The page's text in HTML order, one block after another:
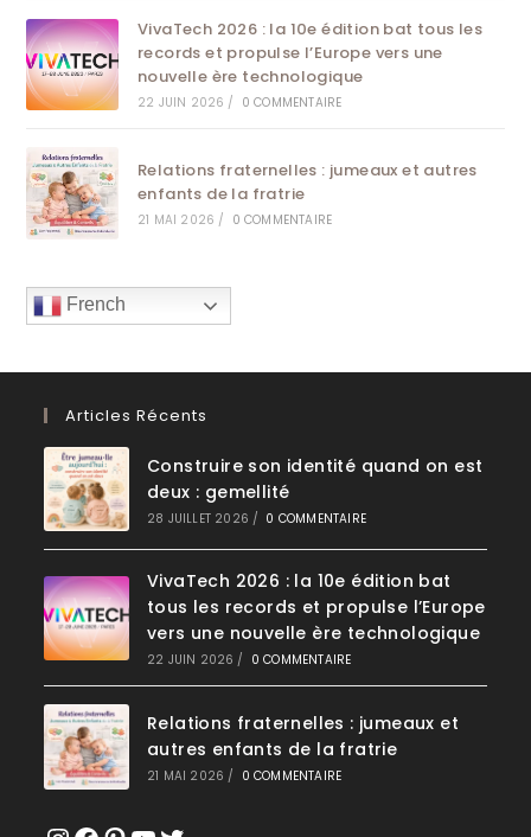
VivaTech 2026 : la 10e édition bat tous les
records et propulse l’Europe vers une
nouvelle ère technologique
22 JUIN 2026 / 0 COMMENTAIRE
Relations fraternelles : jumeaux et autres
enfants de la fratrie
21 MAI 2026 / 0 COMMENTAIRE
French
Articles Récents
Construire son identité quand on est
deux : gemellité
28 JUILLET 2026 / 0 COMMENTAIRE
VivaTech 2026 : la 10e édition bat
tous les records et propulse l’Europe
vers une nouvelle ère technologique
22 JUIN 2026 / 0 COMMENTAIRE
Relations fraternelles : jumeaux et
autres enfants de la fratrie
21 MAI 2026 / 0 COMMENTAIRE